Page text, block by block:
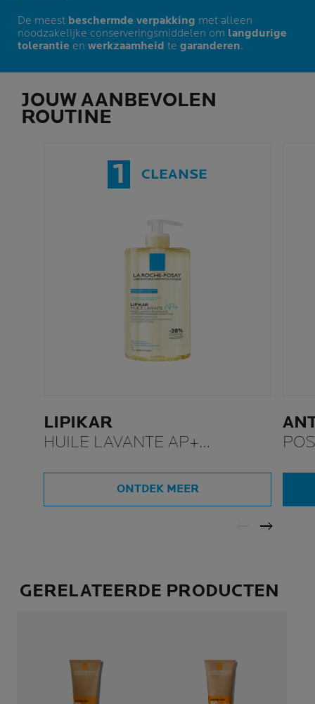
De meest beschermde verpakking met alleen
noodzakelijke conserveringsmiddelen om langdurige
tolerantie en werkzaamheid te garanderen.
JOUW AANBEVOLEN
ROUTINE
1 CLEANSE
LIPIKAR
HUILE LAVANTE AP+
ONTDEK MEER
GERELATEERDE PRODUCTEN